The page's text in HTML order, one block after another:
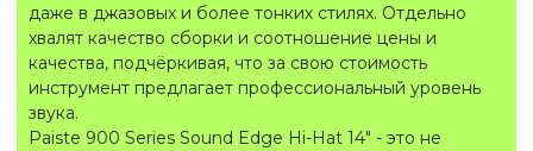
даже в джазовых и более тонких стилях. Отдельно
хвалят качество сборки и соотношение цены и
качества, подчёркивая, что за свою стоимость
инструмент предлагает профессиональный уровень
звука.
Paiste 900 Series Sound Edge Hi-Hat 14″ - это не